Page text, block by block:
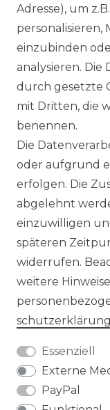
Unsere
Adresse), um
personalisieren,
einzubinden
analysieren.
durch gesetzte
mit Dritten, die
benennen.
Die
oder aufgrund
erfolgen. Die
abgelehnt
einzuwilligen
späteren
widerrufen.
weitere
schutz­erklärung
Essenziell
Externe
PayPal